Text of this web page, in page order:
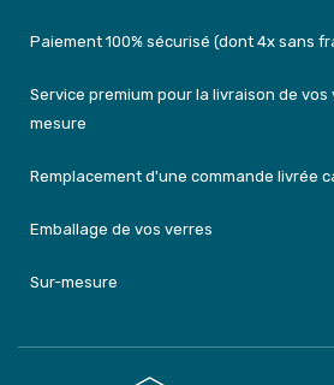
Paiement 100% sécurisé (dont 4x sans
Service premium pour la livraison de
mesure
Remplacement d'une commande livrée
Emballage de vos verres
Sur-mesure